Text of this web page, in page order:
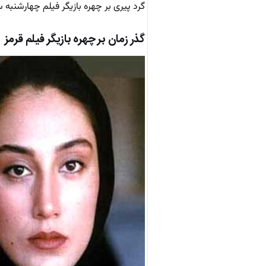
گرد پیری بر چهره بازیگر فیلم
گذر زمان بر چهره بازیگر فیلم قرمز